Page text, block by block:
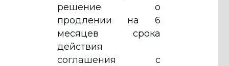
решение о
продлении на 6
месяцев срока
действия
соглашения с